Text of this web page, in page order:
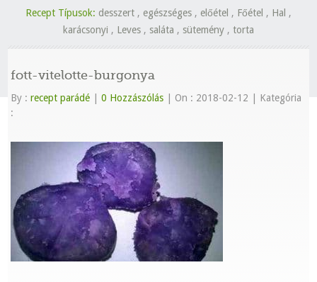
Recept Típusok: desszert , egészséges , előétel , Főétel , Hal ,
karácsonyi , Leves , saláta , sütemény , torta
fott-vitelotte-burgonya
By :recept parádé 0 Hozzászólás On : 2018-02-12
Kategória
: